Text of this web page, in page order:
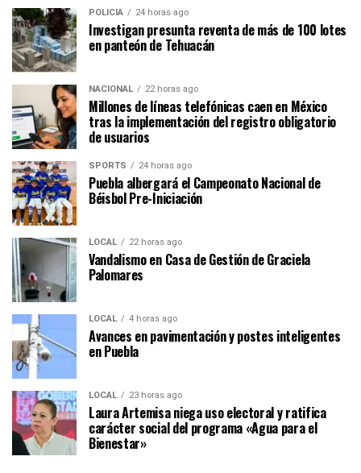
POLICÍA 24 horas ago
Investigan presunta reventa de más de 100 lotes
en panteón de Tehuacán
NACIONAL 22 horas ago
Millones de líneas telefónicas caen en México
tras la implementación del registro obligatorio
de usuarios
SPORTS 24 horas ago
Puebla albergará el Campeonato Nacional de
Béisbol Pre-Iniciación
LOCAL 22 horas ago
Vandalismo en Casa de Gestión de Graciela
Palomares
LOCAL 4 horas ago
Avances en pavimentación y postes inteligentes
en Puebla
LOCAL 23 horas ago
Laura Artemisa niega uso electoral y ratifica
carácter social del programa «Agua para el
Bienestar»